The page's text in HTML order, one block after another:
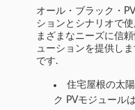
オール・ブラック・
ションとシナリオで
まざまなニーズに信
ューションを提供し
です.
住宅屋根の太
ク PVモジュール